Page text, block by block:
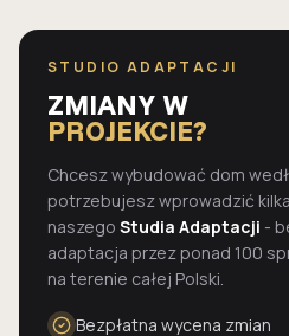
STUDIO ADAPTACJI
ZMIANY W
PROJEKCIE?
Chcesz wybudować dom
potrzebujesz wprowadzić
naszego Studia Adaptacji -
adaptacja przez ponad 100
na terenie całej Polski.
Bezpłatna wycena zmian